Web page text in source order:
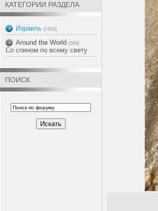
КАТЕГОРИИ РАЗДЕЛА
Израиль [1633]
Around the World [504]
Со спином по всему свету
ПОИСК